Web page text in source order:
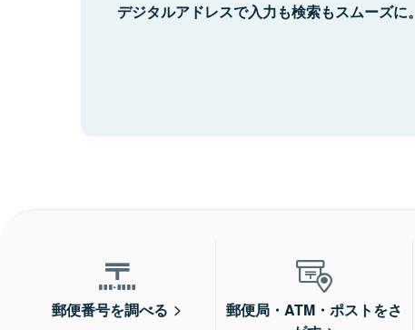
デジタルアドレスで入力も検索もスムーズに。
郵便番号を調べる
郵便局・ATM・ポストをさ